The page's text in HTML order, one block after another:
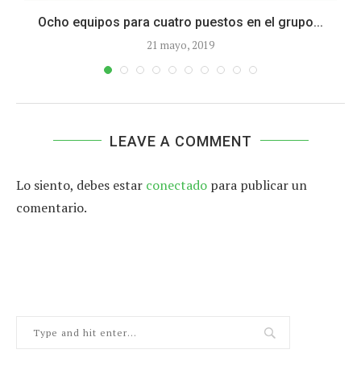
Ocho equipos para cuatro puestos en el grupo...
21 mayo, 2019
LEAVE A COMMENT
Lo siento, debes estar conectado para publicar un
comentario.